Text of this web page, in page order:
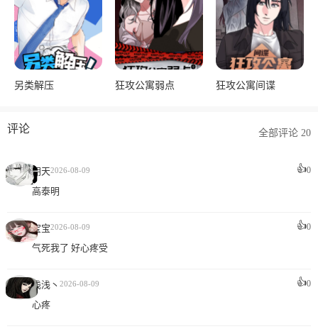
另类解压 狂攻公寓弱点 狂攻公寓间谍
评论 全部评论 20
阴天2026-08-09 👍0
高泰明
宝宝2026-08-09 👍0
气死我了 好心疼受
浅浅丶 2026-08-09 👍0
心疼